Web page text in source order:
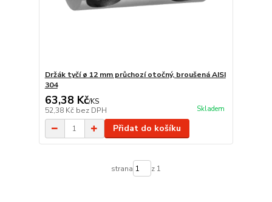
Držák tyčí ø 12 mm průchozí otočný, broušená AISI
304
63,38 Kč/KS
52,38 Kč bez DPH Skladem
Přidat do košíku
strana z 1